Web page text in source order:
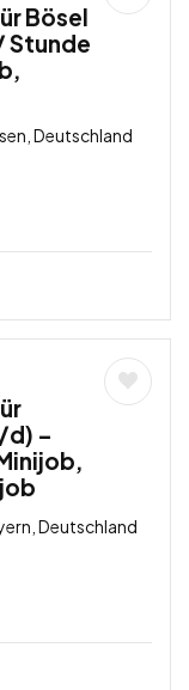
Bösel
Stunde
Deutschland
d) –
Deutschland